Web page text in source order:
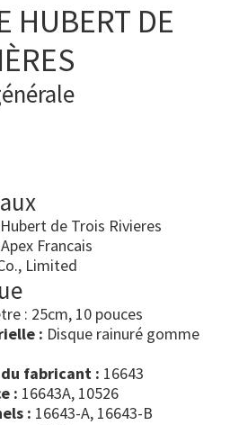
HUBERT DE
de Trois Rivieres
Apex Francais
Limited
: 25cm, 10 pouces
: Disque rainuré gomme
fabricant : 16643
: 16643A, 10526
: 16643-A, 16643-B